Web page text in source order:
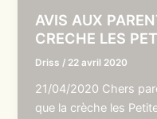
AVIS AUX
CRECHE LES
Driss / 22 avril 2020
21/04/2020 Chers
que la crèche les